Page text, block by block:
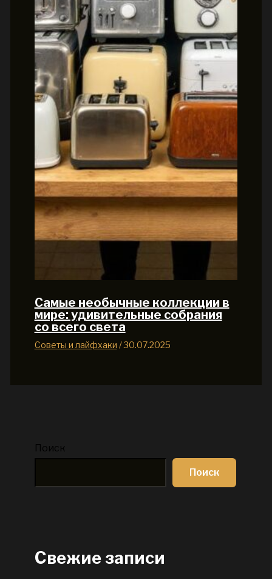
Самые необычные коллекции в
мире: удивительные собрания
со всего света
Советы и лайфхаки /30.07.2025
Поиск
Поиск
Свежие записи